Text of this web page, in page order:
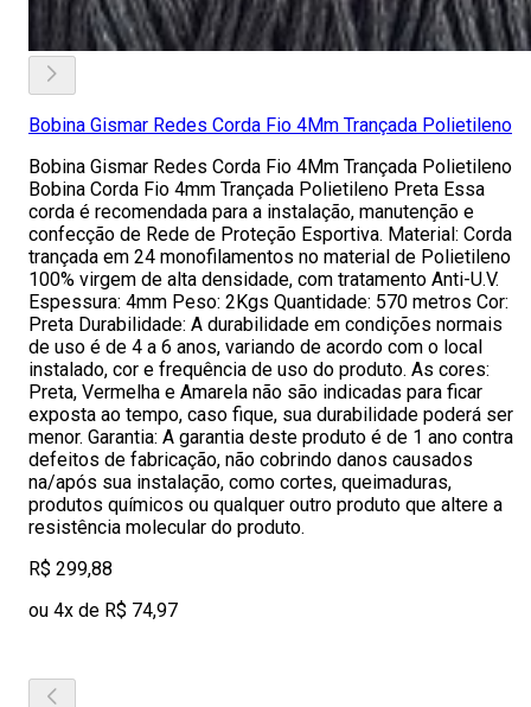
Bobina Gismar Redes Corda Fio 4Mm Trançada Polietileno
Bobina Gismar Redes Corda Fio 4Mm Trançada Polietileno
Bobina Corda Fio 4mm Trançada Polietileno Preta Essa
corda é recomendada para a instalação, manutenção e
confecção de Rede de Proteção Esportiva. Material: Corda
trançada em 24 monofilamentos no material de Polietileno
100% virgem de alta densidade, com tratamento Anti-U.V.
Espessura: 4mm Peso: 2Kgs Quantidade: 570 metros Cor:
Preta Durabilidade: A durabilidade em condições normais
de uso é de 4 a 6 anos, variando de acordo com o local
instalado, cor e frequência de uso do produto. As cores:
Preta, Vermelha e Amarela não são indicadas para ficar
exposta ao tempo, caso fique, sua durabilidade poderá ser
menor. Garantia: A garantia deste produto é de 1 ano contra
defeitos de fabricação, não cobrindo danos causados
na/após sua instalação, como cortes, queimaduras,
produtos químicos ou qualquer outro produto que altere a
resistência molecular do produto.
R$ 299,88
ou 4x de R$ 74,97